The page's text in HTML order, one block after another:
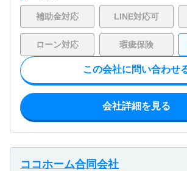
補助金対応 LINE対応可
ローン対応 瑕疵保険
この会社に問い合わせ
会社詳細を見る
ココホーム合同会社